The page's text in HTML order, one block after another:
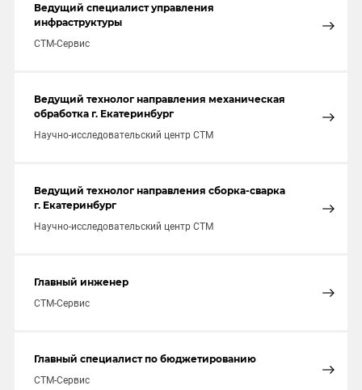
Ведущий специалист управления
инфраструктуры
СТМ-Сервис
Ведущий технолог направления механическая
обработка г. Екатеринбург
Научно-исследовательский центр СТМ
Ведущий технолог направления сборка-сварка
г. Екатеринбург
Научно-исследовательский центр СТМ
Главный инженер
СТМ-Сервис
Главный специалист по бюджетированию
СТМ-Сервис